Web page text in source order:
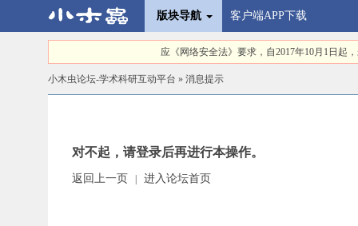
版块导航 客户端APP下载
应《网络安全法》要求，自2017年10月1日起
小木虫论坛-学术科研互动平台 » 消息提示
对不起，请登录后再进行本操作。
返回上一页 进入论坛首页